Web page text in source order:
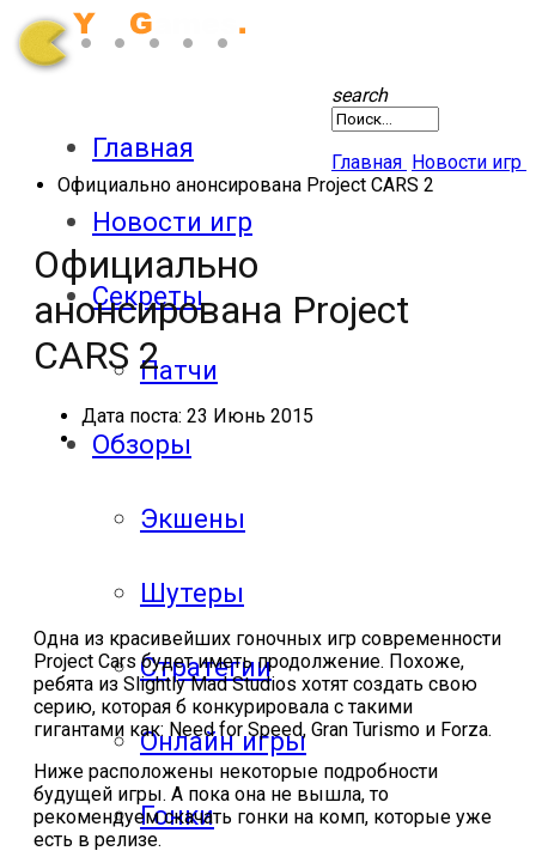
Главная
Новости игр
Секреты
Патчи
Обзоры
Экшены
Шутеры
Стратегии
Онлайн игры
Гонки
search
Главная Новости игр
Официально анонсирована Project CARS 2
Официально
анонсирована Project
CARS 2
Дата поста: 23 Июнь 2015
Одна из красивейших гоночных игр современности
Project Cars будет иметь продолжение. Похоже,
ребята из Slightly Mad Studios хотят создать свою
серию, которая б конкурировала с такими
гигантами как: Need for Speed, Gran Turismo и Forza.
Ниже расположены некоторые подробности
будущей игры. А пока она не вышла, то
рекомендуем скачать гонки на комп, которые уже
есть в релизе.